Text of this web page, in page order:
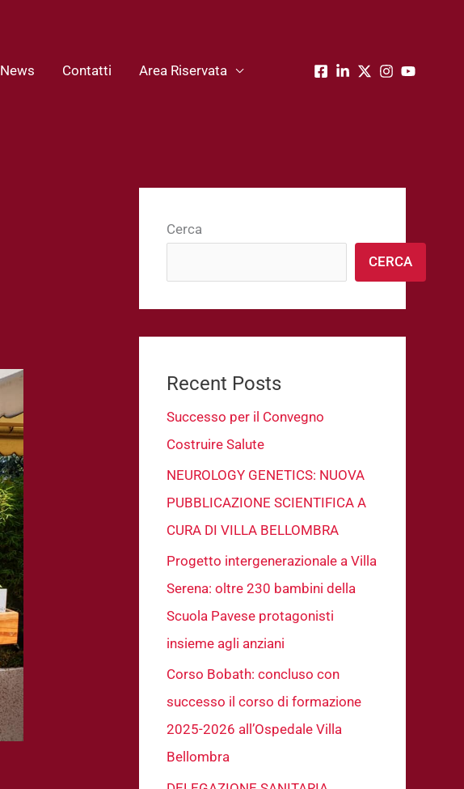
News Contatti Area Riservata
Cerca
CERCA
Recent Posts
Successo per il Convegno
Costruire Salute
NEUROLOGY GENETICS: NUOVA
PUBBLICAZIONE SCIENTIFICA A
CURA DI VILLA BELLOMBRA
Progetto intergenerazionale a Villa
Serena: oltre 230 bambini della
Scuola Pavese protagonisti
insieme agli anziani
Corso Bobath: concluso con
successo il corso di formazione
2025-2026 all’Ospedale Villa
Bellombra